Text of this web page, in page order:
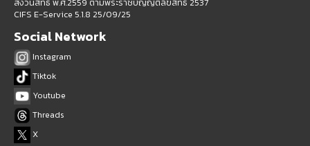
สงวนสิทธิ์ พ.ศ.2559 ตามพระราชบัญญัติลิขสิทธิ์ 2537
CIFS E-Service 5.1.8 25/09/25
Social Network
Instagram
Tiktok
Youtube
Threads
X